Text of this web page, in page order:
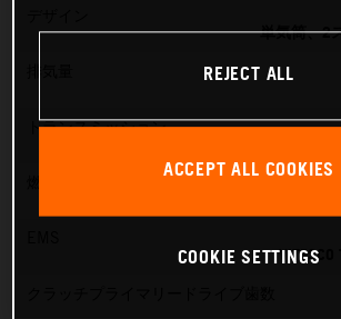
単気筒、2
トランスミッション
VITESCO
REJECT ALL
ACCEPT ALL COOKIES
COOKIE SETTINGS